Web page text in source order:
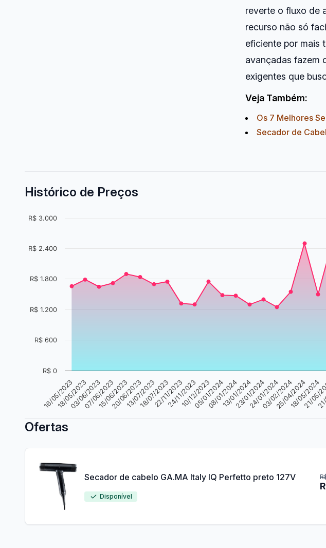
reverte o fluxo de
recurso não só
eficiente por mais
avançadas fazem
exigentes que
Veja Também:
Os 7 Melhores
Secador de
Histórico de Preços
16/05/2023
18/05/2023
03/06/2023
07/06/2023
15/06/2023
20/06/2023
13/07/2023
18/07/2023
22/11/2023
24/11/2023
10/12/2023
05/01/2024
08/01/2024
13/01/2024
23/01/2024
24/01/2024
03/02/2024
25/04/2024
18/05/2024
21/
R$ 0
R$ 600
R$ 1.200
R$ 1.800
R$ 2.400
R$ 3.000
Ofertas
Secador de cabelo GA.MA Italy IQ Perfetto preto 127V
Disponível